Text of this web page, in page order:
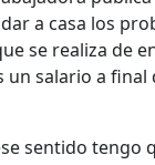
a casa los
se realiza de
salario a final
sentido tengo